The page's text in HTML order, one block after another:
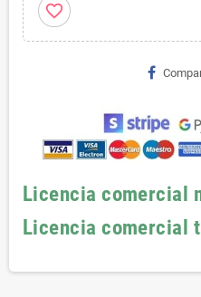
favorite_border
Licencia comercial
Licencia comercial